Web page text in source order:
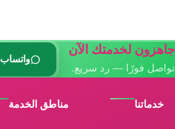
جاهزون لخدمتك الآن
تواصل فورًا — رد سريع.
واتساب
خدماتنا مناطق الخدمة